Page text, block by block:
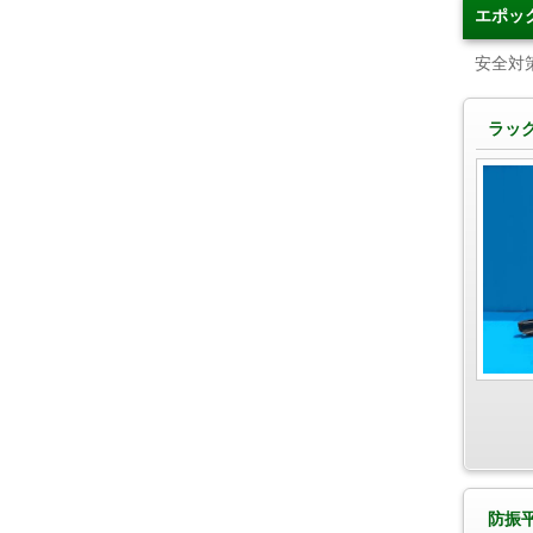
エポッ
安全対
ラッ
防振